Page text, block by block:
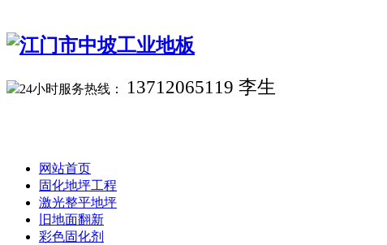
24小时服务热线： 13712065119 李生
网站首页
固化地坪工程
激光整平地坪
旧地面翻新
彩色固化剂